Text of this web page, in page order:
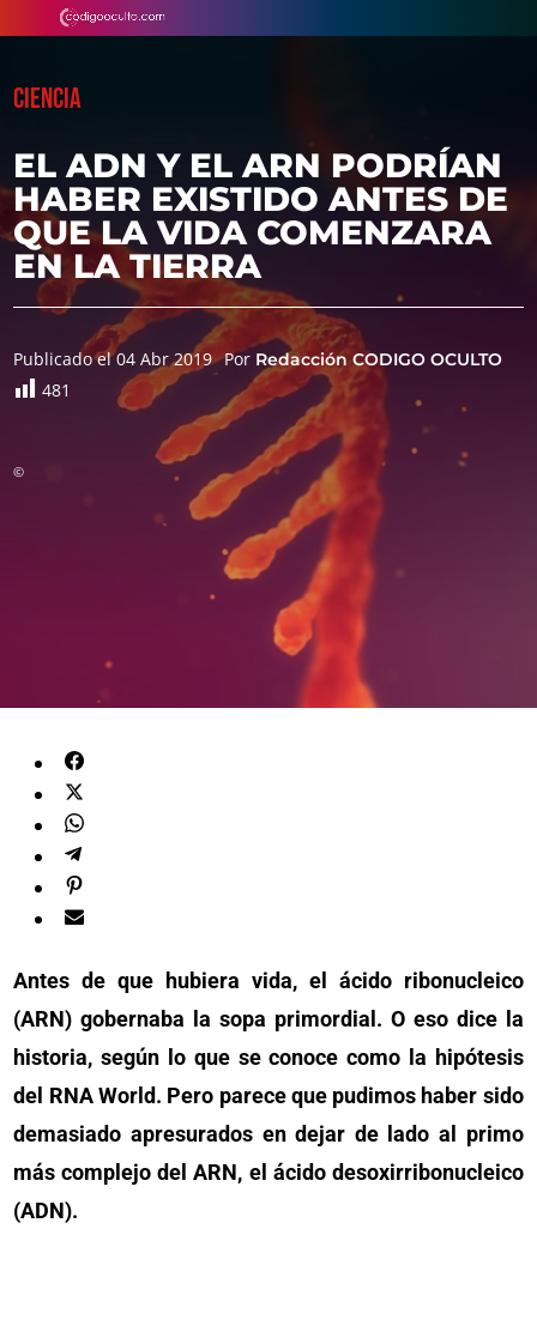
CIENCIA
EL ADN Y EL ARN PODRÍAN
HABER EXISTIDO ANTES DE
QUE LA VIDA COMENZARA
EN LA TIERRA
Publicado el 04 Abr 2019 Por Redacción CODIGO OCULTO
481
©
Antes de que hubiera vida, el ácido ribonucleico
(ARN) gobernaba la sopa primordial. O eso dice la
historia, según lo que se conoce como la hipótesis
del RNA World. Pero parece que pudimos haber sido
demasiado apresurados en dejar de lado al primo
más complejo del ARN, el ácido desoxirribonucleico
(ADN).